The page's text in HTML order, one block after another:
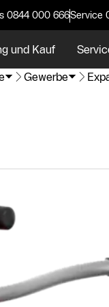
0844 000 666Service
und Kauf
Gewerbe